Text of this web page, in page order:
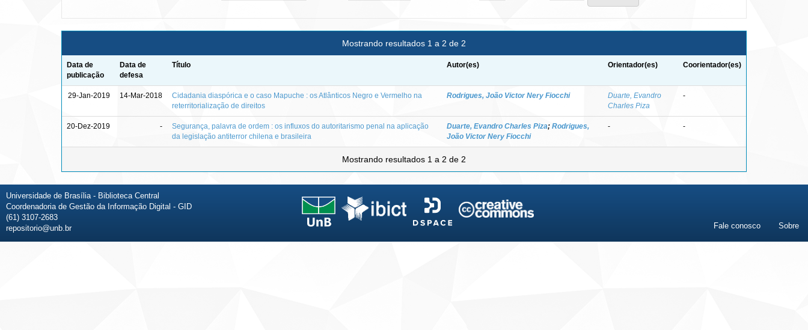
Mostrando resultados 1 a 2 de 2
Data de
publicação
Data de
defesa
Título Autor(es) Orientador(es) Coorientador(es)
29-Jan-2019 14-Mar-2018
Cidadania diaspórica e o caso Mapuche : os Atlânticos Negro e Vermelho na
reterritorialização de direitos
Rodrigues, João Victor Nery Fiocchi
Duarte, Evandro
Charles Piza
-
20-Dez-2019 -
Segurança, palavra de ordem : os influxos do autoritarismo penal na aplicação
da legislação antiterror chilena e brasileira
Duarte, Evandro Charles Piza; Rodrigues,
João Victor Nery Fiocchi
- -
Mostrando resultados 1 a 2 de 2
Universidade de Brasília - Biblioteca Central
Coordenadoria de Gestão da Informação Digital - GID
(61) 3107-2683
repositorio@unb.br
Fale conosco Sobre